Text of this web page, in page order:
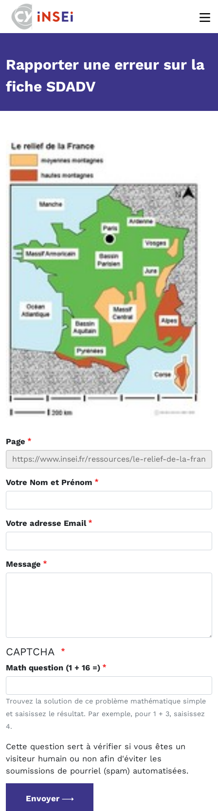
Body
Rapporter une erreur sur la
fiche SDADV
Page
Votre Nom et Prénom
Votre adresse Email
Message
CAPTCHA
Math question (1 + 16 =)
Trouvez la solution de ce problème mathématique simple
et saisissez le résultat. Par exemple, pour 1 + 3, saisissez
4.
Cette question sert à vérifier si vous êtes un
visiteur humain ou non afin d'éviter les
soumissions de pourriel (spam) automatisées.
Envoyer